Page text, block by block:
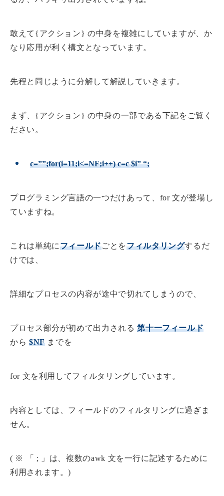
敢えて{アクション} の中身を複雑にしていますが、か
なり応用が利く構文となっています。
先程と同じように分解して解説していきます。
まず、{アクション} の中身の一部である下記をご覧く
ださい。
c=””;for(i=11;i<=NF;i++) c=c $i” “;
プログラミング言語の一つだけあって、for 文が登場し
ていますね。
これは単純にフィールドごとをフィルタリングするだ
けでは、
詳細なプロセスの内容が途中で切れてしまうので、
プロセス部分が初めて出力される第十一フィールド
から $NFまでを
for 文を利用してフィルタリングしています。
内容としては、フィールドのフィルタリングに過ぎま
せん。
( ※ 「 ; 」は、複数のawk 文を一行に記述するために
利用されます。)